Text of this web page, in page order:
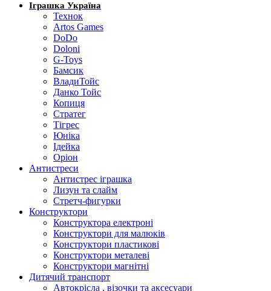
Іграшка Україна
Технок
Artos Games
DoDo
Doloni
G-Toys
Бамсик
ВладиТойс
Данко Тойс
Копиця
Стратег
Тігрес
Юніка
Ідейка
Оріон
Антистреси
Антистрес іграшка
Лизун та слайм
Стретч-фигурки
Конструктори
Конструктора електроні
Конструктори для малюків
Конструктори пластикові
Конструктори металеві
Конструктори магнітні
Дитячий транспорт
Автокрісла , візочки та аксесуари